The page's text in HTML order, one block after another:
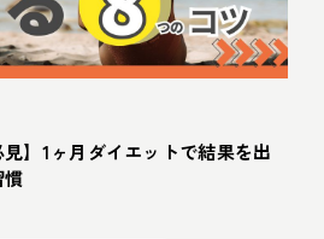
見】1ヶ月ダイエットで結果を出
慣